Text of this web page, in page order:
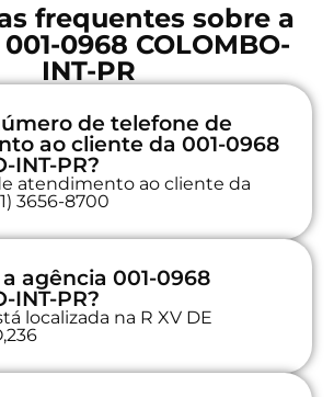
frequentes sobre a
0968 COLOMBO-
INT-PR
de telefone de
ao cliente da 001-0968
INT-PR?
atendimento ao cliente da
3656-8700
agência 001-0968
INT-PR?
localizada na R XV DE